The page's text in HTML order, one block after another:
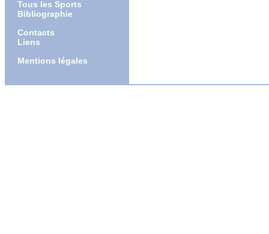
Tous les Sports
Bibliographie
Contacts
Liens
Mentions légales